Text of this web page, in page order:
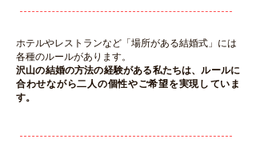
ホテルやレストランなど「場所がある結婚式」 には
各種のルールがあります。
沢山の結婚の方法の経験がある私たちは、ルールに
合わせながら二人の個性やご希望を実現し ​てい ま
す。